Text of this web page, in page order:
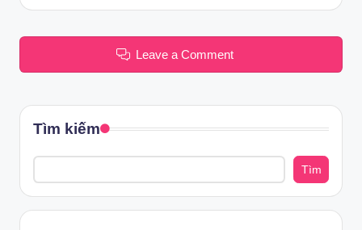
Leave a Comment
Tìm kiếm
Tìm